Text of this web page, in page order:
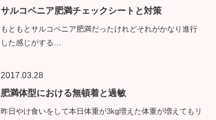
サルコペニア肥満チェックシートと対策
もともとサルコペニア肥満だったけれどそれがかなり進行
した感じがする…
2017.03.28
肥満体型における無頓着と過敏
昨日やけ食いをして本日体重が3kg増えた体重が増えてもリ